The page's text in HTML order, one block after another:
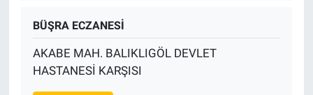
BÜŞRA ECZANESİ
AKABE MAH. BALIKLIGÖL DEVLET
HASTANESİ KARŞISI